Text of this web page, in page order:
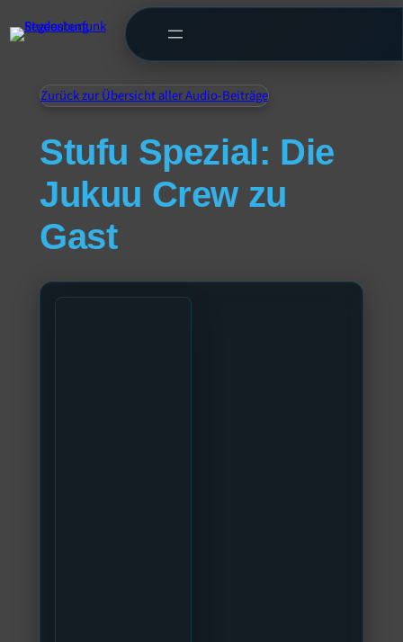
Zurück zur Übersicht aller Audio-Beiträge
Stufu Spezial: Die
Jukuu Crew zu
Gast